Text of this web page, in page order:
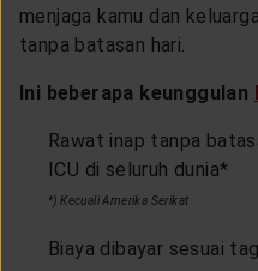
menjaga kamu dan
tanpa batasan hari.
Ini beberapa keunggulan
Rawat inap tanpa
ICU di seluruh dunia*
*) Kecuali Amerika Serikat
Biaya dibayar sesuai